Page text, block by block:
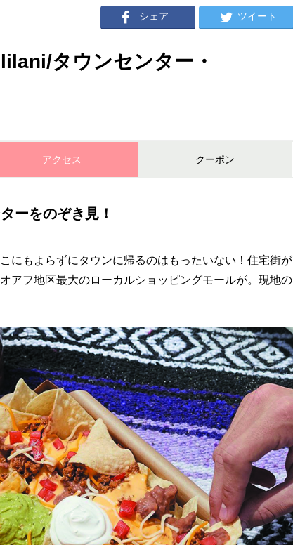
シェア ツイート
タウンセンター・
アクセス クーポン
ーをのぞき見！
にもよらずにタウンに帰るのはもったいない！住宅街が
アフ地区最大のローカルショッピングモールが。現地の